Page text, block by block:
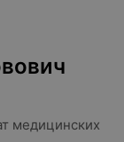
медицинских